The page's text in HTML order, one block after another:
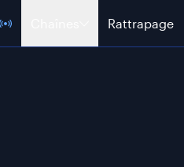
Rattrapage